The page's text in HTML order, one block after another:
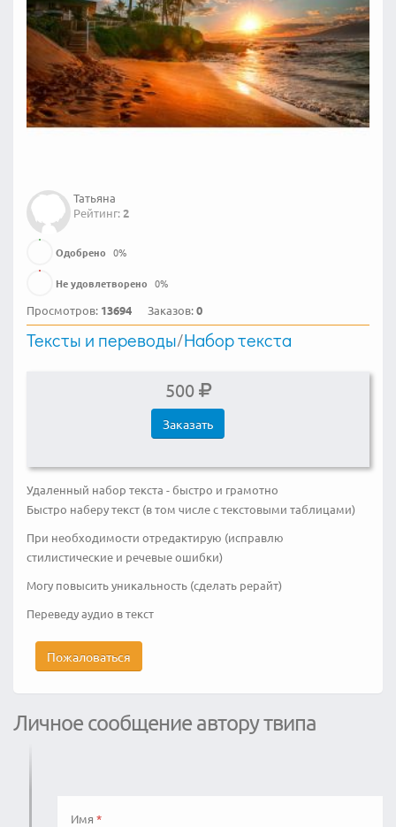
Татьяна
Рейтинг:2
Одобрено 0%
Не удовлетворено 0%
Просмотров: 13694 Заказов:0
Тексты и переводы/Набор текста
500
Заказать
Удаленный набор текста - быстро и грамотно
Быстро наберу текст (в том числе с текстовыми таблицами)
При необходимости отредактирую (исправлю
стилистические и речевые ошибки)
Могу повысить уникальность (сделать рерайт)
Переведу аудио в текст
Пожаловаться
Личное сообщение автору твипа
Имя